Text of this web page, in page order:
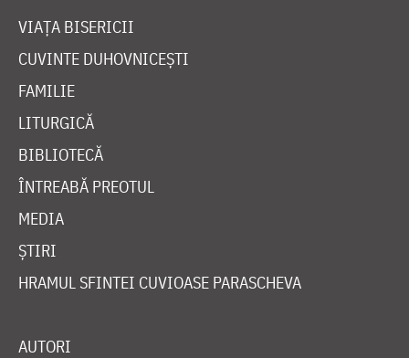
VIAȚA BISERICII
CUVINTE DUHOVNICEȘTI
FAMILIE
LITURGICĂ
BIBLIOTECĂ
ÎNTREABĂ PREOTUL
MEDIA
ȘTIRI
HRAMUL SFINTEI CUVIOASE PARASCHEVA
AUTORI